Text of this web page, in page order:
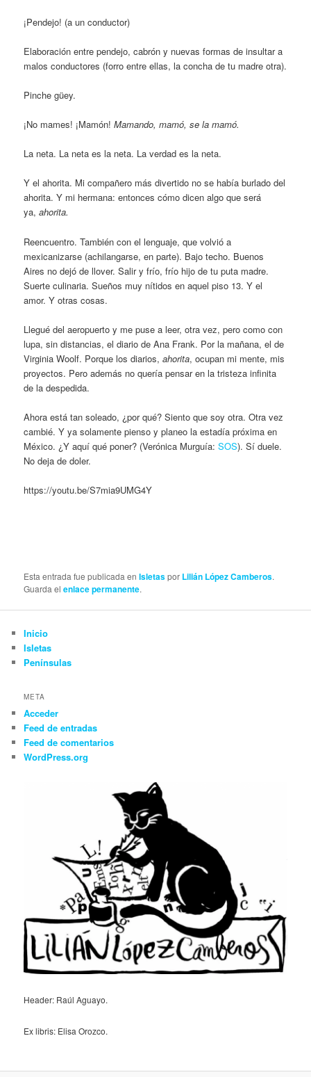
¡Pendejo! (a un conductor)
Elaboración entre pendejo, cabrón y nuevas formas de insultar a
malos conductores (forro entre ellas, la concha de tu madre otra).
Pinche güey.
¡No mames! ¡Mamón!Mamando, mamó, se la mamó.
La neta. La neta es la neta. La verdad es la neta.
Y el ahorita. Mi compañero más divertido no se había burlado del
ahorita. Y mi hermana: entonces cómo dicen algo que será
ya,ahorita.
Reencuentro. También con el lenguaje, que volvió a
mexicanizarse (achilangarse, en parte). Bajo techo. Buenos
Aires no dejó de llover. Salir y frío, frío hijo de tu puta madre.
Suerte culinaria. Sueños muy nítidos en aquel piso 13. Y el
amor. Y otras cosas.
Llegué del aeropuerto y me puse a leer, otra vez, pero como con
lupa, sin distancias, el diario de Ana Frank. Por la mañana, el de
Virginia Woolf. Porque los diarios,ahorita, ocupan mi mente, mis
proyectos. Pero además no quería pensar en la tristeza infinita
de la despedida.
Ahora está tan soleado, ¿por qué? Siento que soy otra. Otra vez
cambié. Y ya solamente pienso y planeo la estadía próxima en
México. ¿Y aquí qué poner? (Verónica Murguía:SOS). Sí duele.
No deja de doler.
https://youtu.be/S7mia9UMG4Y
Esta entrada fue publicada enIsletaspor Lilián López Camberos.
Guarda elenlace permanente.
Inicio
Isletas
Penínsulas
META
Acceder
Feed de entradas
Feed de comentarios
WordPress.org
Header: Raúl Aguayo.
Ex libris: Elisa Orozco.